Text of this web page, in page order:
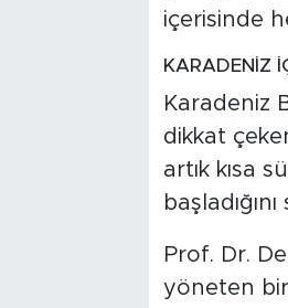
içerisinde
KARADENİZ
Karadeniz
dikkat
artık kısa
Prof. Dr.
yöneten bir